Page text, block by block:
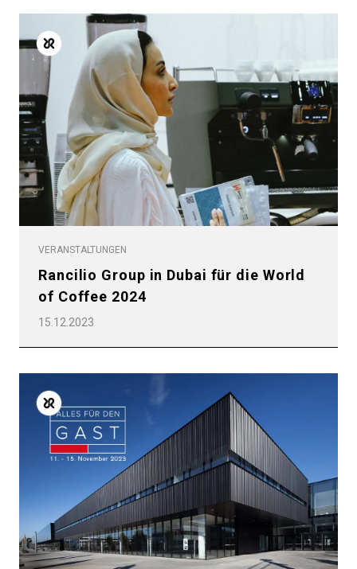
VERANSTALTUNGEN
Rancilio Group in Dubai für die World
of Coffee 2024
15.12.2023